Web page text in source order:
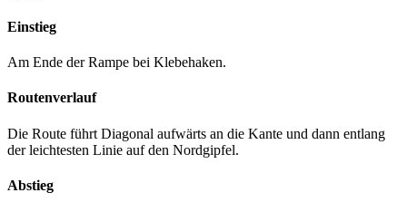
Einstieg
Am Ende der Rampe bei Klebehaken.
Routenverlauf
Die Route führt Diagonal aufwärts an die Kante und dann entlang
der leichtesten Linie auf den Nordgipfel.
Abstieg